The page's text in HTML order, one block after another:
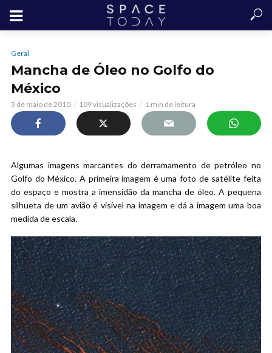
Geral
Mancha de Óleo no Golfo do
México
3 de maio de 2010 109 visualizações 1 min de leitura
Algumas imagens marcantes do derramamento de petróleo no
Golfo do México. A primeira imagem é uma foto de satélite feita
do espaço e mostra a imensidão da mancha de óleo. A pequena
silhueta de um avião é visível na imagem e dá a imagem uma boa
medida de escala.